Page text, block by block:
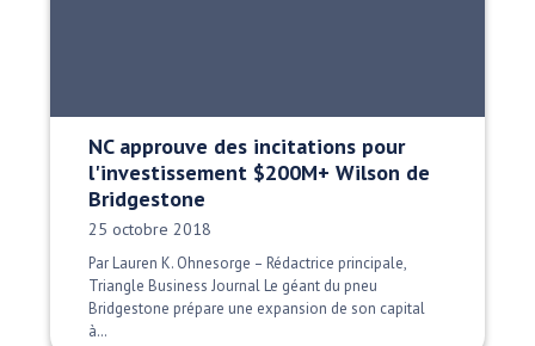
NC approuve des incitations pour
l'investissement $200M+ Wilson de
Bridgestone
Date publiée:
25 octobre 2018
Par Lauren K. Ohnesorge – Rédactrice principale,
Triangle Business Journal Le géant du pneu
Bridgestone prépare une expansion de son capital
à…